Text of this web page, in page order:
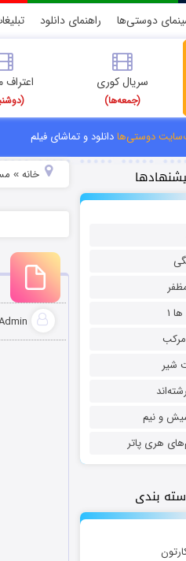
دوستی‌ها راهنمای دانلود
سریال کوری
(جمعه‌ها)
دوستی‌هادانلود و تماشای فیلم
۱
شیر
و نیم
هری پاتر
بندی
خانه»